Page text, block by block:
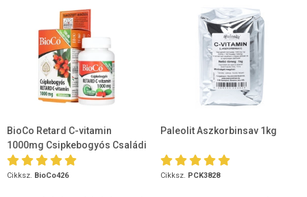
BioCo Retard C-vitamin
1000mg Csipkebogyós Családi
csomag 100db
Cikksz. BioCo426
Paleolit Aszkorbinsav 1kg
Cikksz. PCK3828